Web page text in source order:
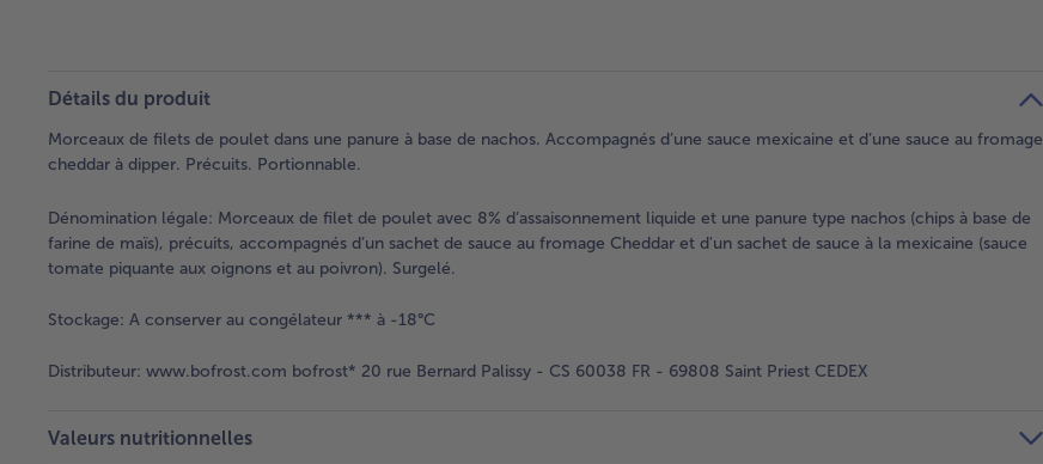
Détails du produit
Morceaux de filets de poulet dans une panure à base de nachos. Accompagnés d’une sauce mexicaine et d’une sauce au fromage
cheddar à dipper. Précuits. Portionnable.
Dénomination légale: Morceaux de filet de poulet avec 8% d’assaisonnement liquide et une panure type nachos (chips à base de
farine de maïs), précuits, accompagnés d’un sachet de sauce au fromage Cheddar et d'un sachet de sauce à la mexicaine (sauce
tomate piquante aux oignons et au poivron). Surgelé.
Stockage: A conserver au congélateur *** à -18°C
Distributeur: www.bofrost.com bofrost* 20 rue Bernard Palissy - CS 60038 FR - 69808 Saint Priest CEDEX
Valeurs nutritionnelles